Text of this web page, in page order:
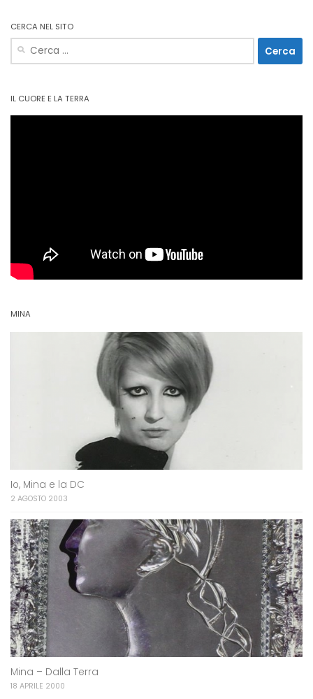
CERCA NEL SITO
Ricerca
per:
IL CUORE E LA TERRA
MINA
Io, Mina e la DC
2 AGOSTO 2003
Mina – Dalla Terra
18 APRILE 2000